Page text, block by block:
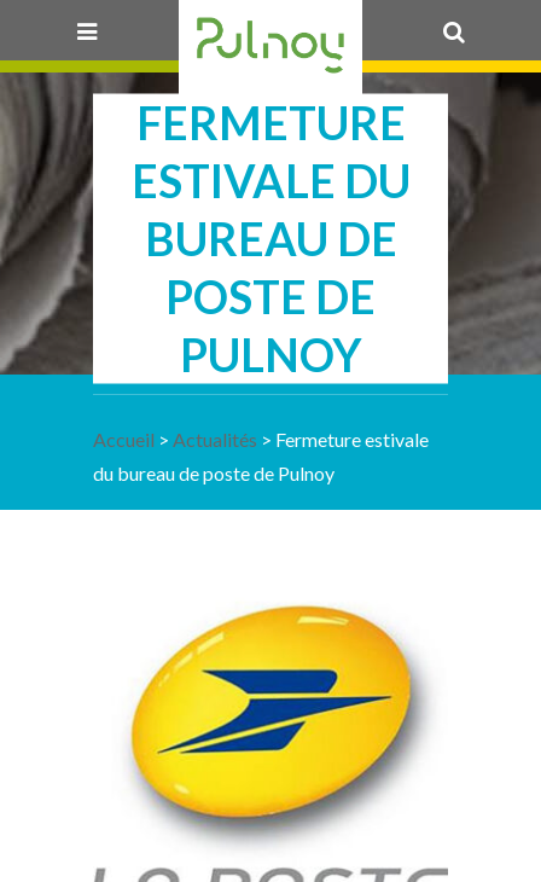
23 JUIN 2025
FERMETURE
ESTIVALE DU
BUREAU DE
POSTE DE
PULNOY
Accueil >Actualités > Fermeture estivale
du bureau de poste de Pulnoy